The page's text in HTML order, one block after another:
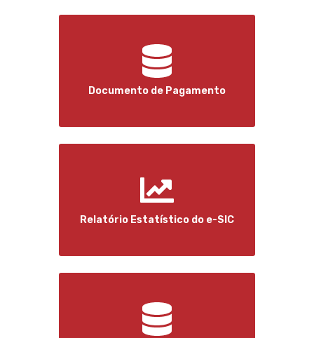
Documento de Pagamento
Relatório Estatístico do e-SIC